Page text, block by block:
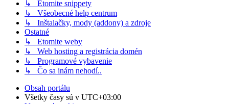
↳ Etomite snippety
↳ Všeobecné help centrum
↳ Inštalačky, mody (addony) a zdroje
Ostatné
↳ Etomite weby
↳ Web hosting a registrácia domén
↳ Programové vybavenie
↳ Čo sa inám nehodí..
Obsah portálu
Všetky časy sú v UTC+03:00